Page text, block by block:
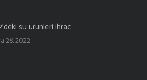
su ürünleri ihrac
28, 2022